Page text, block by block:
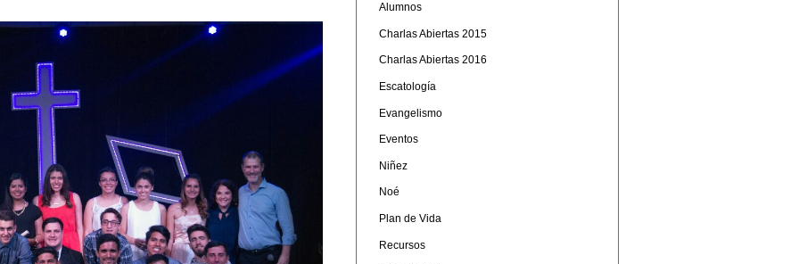
Alumnos
Charlas Abiertas 2015
Charlas Abiertas 2016
Escatología
Evangelismo
Eventos
Niñez
Noé
Plan de Vida
Recursos